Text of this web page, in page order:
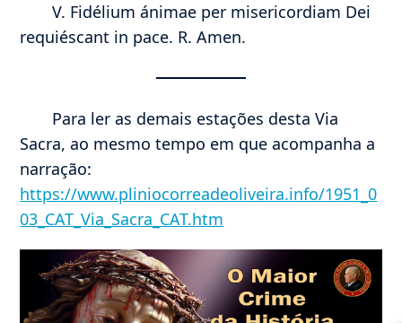
V. Fidélium ánimae per misericordiam Dei
requiéscant in pace. R. Amen.
Para ler as demais estações desta Via
Sacra, ao mesmo tempo em que acompanha a
narração:
https://www.pliniocorreadeoliveira.info/1951_0
03_CAT_Via_Sacra_CAT.htm